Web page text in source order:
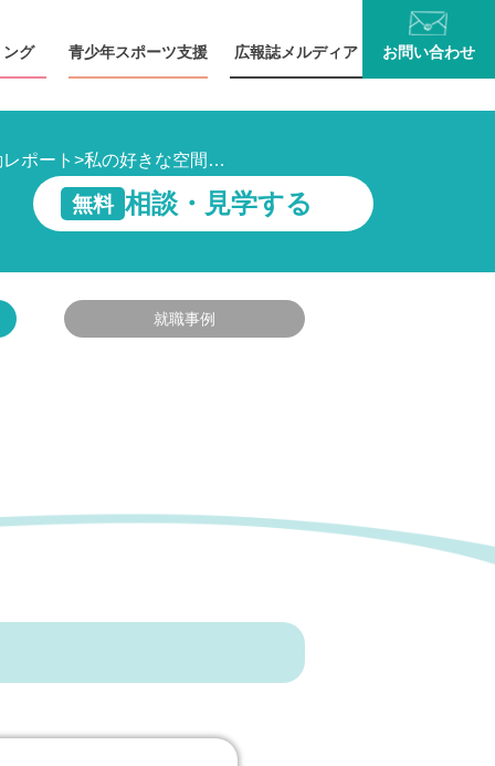
ング 青少年スポーツ支援 広報誌メルディア お問い合わせ
ポート >私の好きな空間…
無料 相談・見学する
就職事例